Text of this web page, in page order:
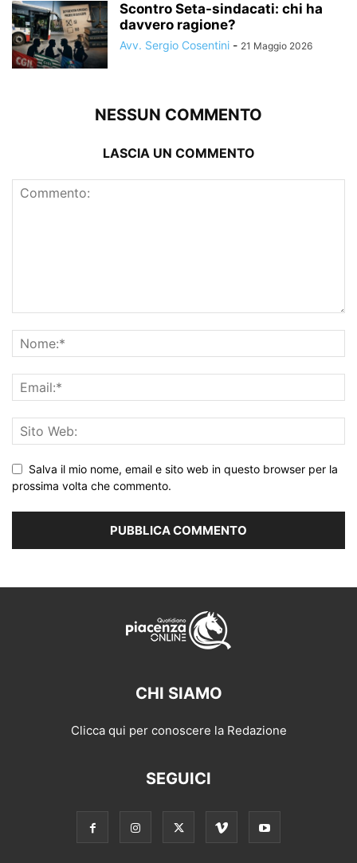
Scontro Seta-sindacati: chi ha
davvero ragione?
Avv. Sergio Cosentini - 21 Maggio 2026
NESSUN COMMENTO
LASCIA UN COMMENTO
Salva il mio nome, email e sito web in questo browser per la
prossima volta che commento.
CHI SIAMO
Clicca qui per conoscere la Redazione
SEGUICI